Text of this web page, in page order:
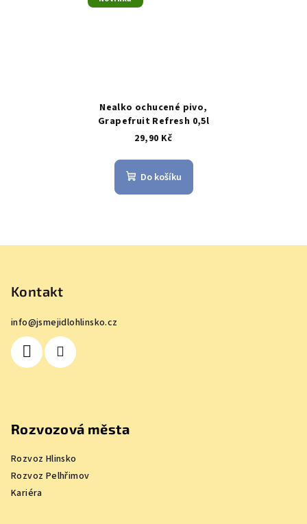
Nealko ochucené pivo,
Grapefruit Refresh 0,5l
29,90 Kč
Do košíku
Kontakt
info@jsmejidlohlinsko.cz
Rozvozová města
Rozvoz Hlinsko
Rozvoz Pelhřimov
Kariéra